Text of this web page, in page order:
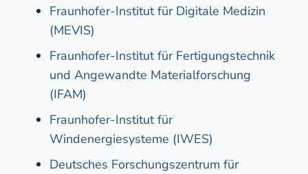
Fraunhofer-Institut für Digitale Medizin
(MEVIS)
Fraunhofer-Institut für Fertigungstechnik
und Angewandte Materialforschung
(IFAM)
Fraunhofer-Institut für
Windenergiesysteme (IWES)
Deutsches Forschungszentrum für